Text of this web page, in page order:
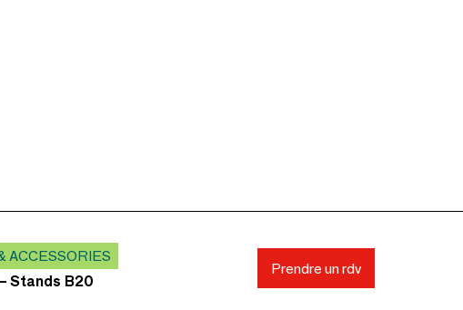
ACCESSORIES
Stands B20
Prendre un rdv